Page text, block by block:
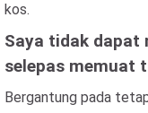
kos.
Saya tidak dapat
selepas memuat
Bergantung pada